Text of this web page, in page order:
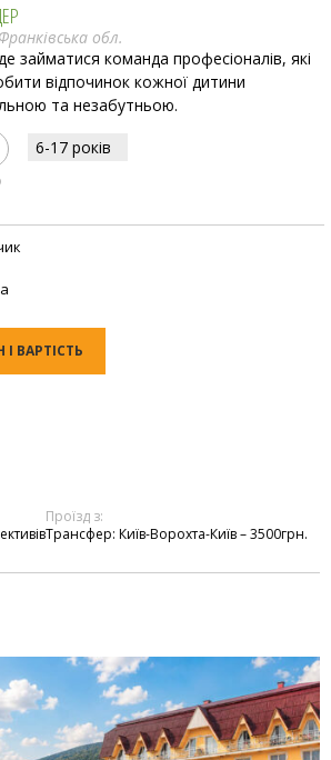
обл.
займатися команда професіоналів, які
відпочинок кожної дитини
та незабутньою.
6-17 рокiв
І ВАРТІСТЬ
Проїзд з:
Трансфер: Київ-Ворохта-Київ – 3500грн.